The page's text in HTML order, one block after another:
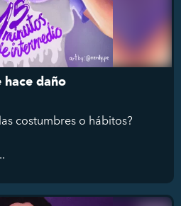
daño
costumbres o hábitos?